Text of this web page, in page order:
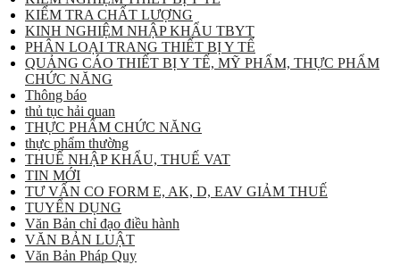
KIỂM TRA CHẤT LƯỢNG
KINH NGHIỆM NHẬP KHẨU TBYT
PHÂN LOẠI TRANG THIẾT BỊ Y TẾ
QUẢNG CÁO THIẾT BỊ Y TẾ, MỸ PHẨM, THỰC PHẨM
CHỨC NĂNG
Thông báo
thủ tục hải quan
THỰC PHẨM CHỨC NĂNG
thực phẩm thường
THUẾ NHẬP KHẨU, THUẾ VAT
TIN MỚI
TƯ VẤN CO FORM E, AK, D, EAV GIẢM THUẾ
TUYỂN DỤNG
Văn Bản chỉ đạo điều hành
VĂN BẢN LUẬT
Văn Bản Pháp Quy